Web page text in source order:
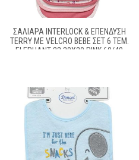
ΣΑΛΙΆΡΑ INTERLOCK & ΕΠΈΝΔΥΣΗ
TERRY ΜΕ VELCRO BEBE ΣΕΤ 6 ΤΕΜ.
ELEPHANT 22 30X20 PINK 60/40